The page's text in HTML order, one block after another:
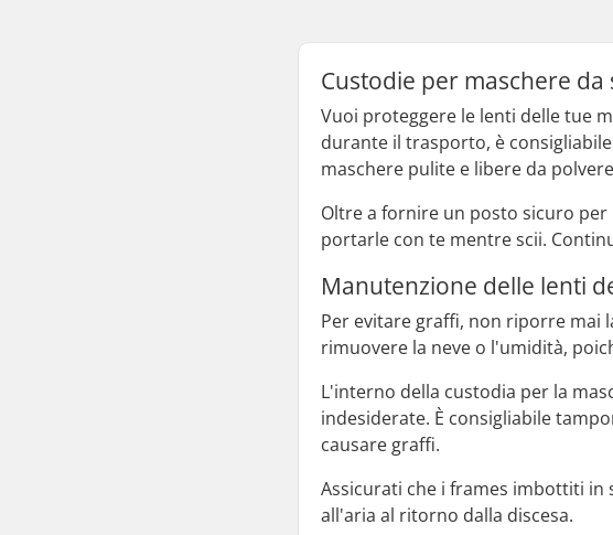
Custodie per maschere
Vuoi proteggere le lenti delle tue
durante il trasporto, è
maschere pulite e libere da
Oltre a fornire un posto sicuro
portarle con te mentre scii.
Manutenzione delle lenti
Per evitare graffi, non riporre mai
rimuovere la neve o l'umidità,
L'interno della custodia per la
indesiderate. È consigliabile
causare graffi.
Assicurati che i frames imbottiti in
all'aria al ritorno dalla discesa.